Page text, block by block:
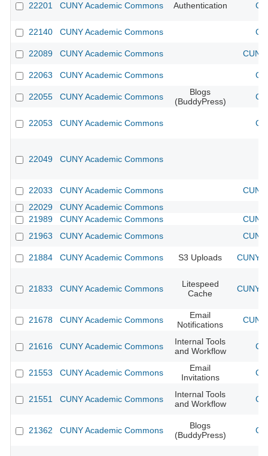
22201 CUNY Academic Commons Authentication
22140 CUNY Academic Commons
22089 CUNY Academic Commons
22063 CUNY Academic Commons
22055 CUNY Academic Commons
Blogs
(BuddyPress)
22053 CUNY Academic Commons
22049 CUNY Academic Commons
22033 CUNY Academic Commons
22029
CUNY Academic Commons
21989
CUNY Academic Commons
21963
CUNY Academic Commons
21884 CUNY Academic Commons S3 Uploads CUNY
21833 CUNY Academic Commons
Litespeed
Cache
CUNY
21678 CUNY Academic Commons
Email
Notifications
21616 CUNY Academic Commons
Internal Tools
and Workflow
21553 CUNY Academic Commons
Email
Invitations
21551 CUNY Academic Commons
Internal Tools
and Workflow
21362 CUNY Academic Commons
Blogs
(BuddyPress)